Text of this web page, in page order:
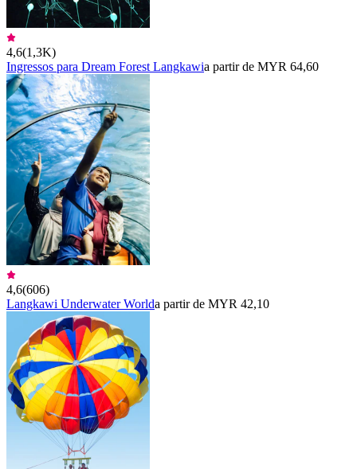
4,6(1,3K)
Ingressos para Dream Forest Langkawia partir de MYR 64,60
4,6(606)
Langkawi Underwater Worlda partir de MYR 42,10